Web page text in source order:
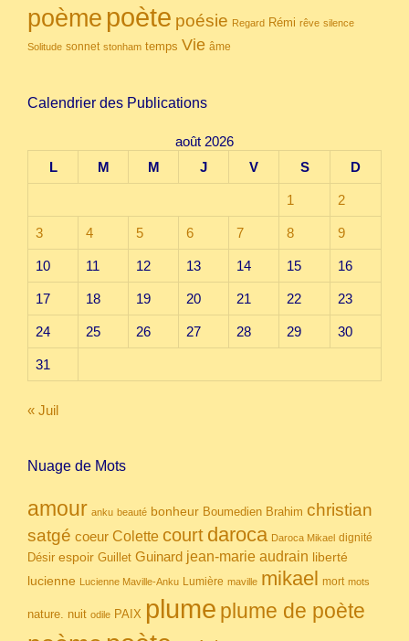
poème poète poésie Regard Rémi rêve silence
Solitude sonnet stonham temps Vie âme
Calendrier des Publications
août 2026
L
M M J V S D
1 2
3 4 5 6 7 8 9
10 11 12 13 14 15 16
17 18 19 20 21 22 23
24 25 26 27 28 29 30
31
« Juil
Nuage de Mots
amour anku beauté bonheur Boumedien Brahim christian
satgé coeur Colette court daroca Daroca Mikael dignité
Désir espoir Guillet Guinard jean-marie audrain liberté
lucienne Lucienne Maville-Anku Lumière maville mikael mort mots
nature. nuit odile PAIX plume plume de poète